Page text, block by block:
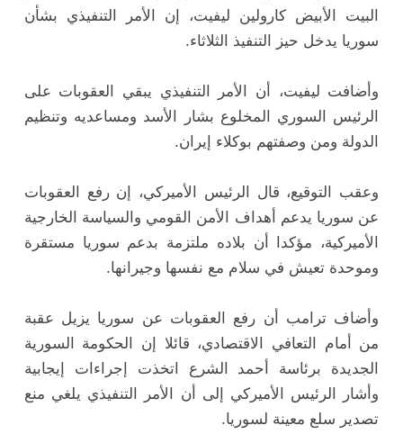
البيت الأبيض كارولين ليفيت، إن الأمر التنفيذي بشأن
سوريا يدخل حيز التنفيذ الثلاثاء.
وأضافت ليفيت، أن الأمر التنفيذي يبقي العقوبات على
الرئيس السوري المخلوع بشار الأسد ومساعديه وتنظيم
الدولة ومن وصفتهم بوكلاء إيران.
وعقب التوقيع، قال الرئيس الأميركي، إن رفع العقوبات
عن سوريا يدعم أهداف الأمن القومي والسياسة الخارجية
الأميركية، مؤكدا أن بلاده ملتزمة بدعم سوريا مستقرة
وموحدة تعيش في سلام مع نفسها وجيرانها.
وأضاف ترامب أن رفع العقوبات عن سوريا يزيل عقبة
من أمام التعافي الاقتصادي، قائلا إن الحكومة السورية
الجديدة برئاسة أحمد الشرع اتخذت إجراءات إيجابية
وأشار الرئيس الأميركي إلى أن الأمر التنفيذي يلغي منع
تصدير سلع معينة لسوريا.